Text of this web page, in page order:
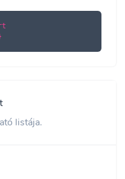
listája.